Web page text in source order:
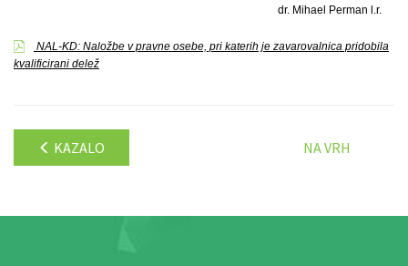
dr. Mihael Perman l.r.
NAL-KD: Naložbe v pravne osebe, pri katerih je zavarovalnica pridobila
kvalificirani delež
KAZALO NA VRH